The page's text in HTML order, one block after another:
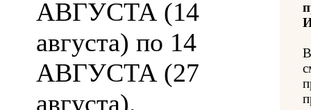
АВГУСТА (14
августа) по 14
АВГУСТА (27
августа).